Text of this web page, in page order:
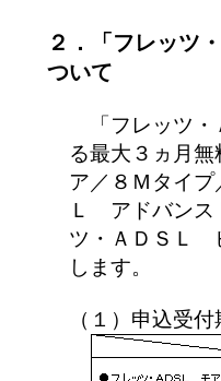
２．「フレッツ
ついて
「フレッツ・
る最大３ヵ月
ア／８Ｍタイ
Ｌ アドバンス
ツ・ＡＤＳＬ
します。
（１）申込受